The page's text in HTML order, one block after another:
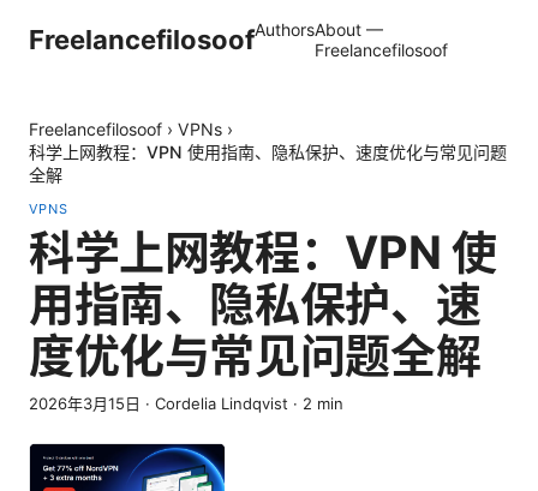
FreelancefilosoofAuthorsAbout —
Freelancefilosoof
Freelancefilosoof › VPNs ›
科学上网教程：VPN 使用指南、隐私保护、速度优化与常见问题
全解
VPNS
科学上网教程：VPN 使
用指南、隐私保护、速
度优化与常见问题全解
2026年3月15日 · Cordelia Lindqvist · 2 min